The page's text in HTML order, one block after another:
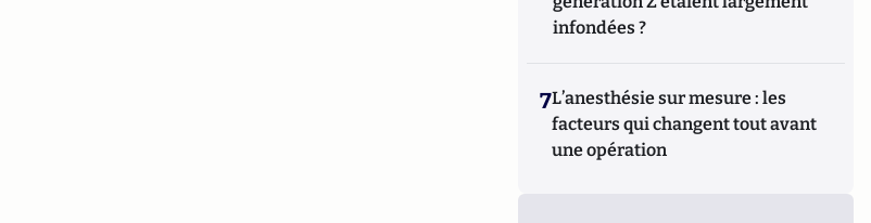
infondées ?
7L’anesthésie sur mesure : les
facteurs qui changent tout avant
une opération